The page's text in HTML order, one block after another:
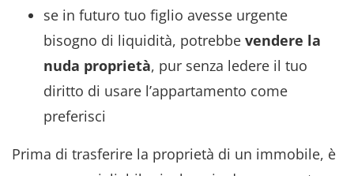
se in futuro tuo figlio avesse urgente
bisogno di liquidità, potrebbe vendere la
nuda proprietà, pur senza ledere il tuo
diritto di usare l’appartamento come
preferisci
Prima di trasferire la proprietà di un immobile, è